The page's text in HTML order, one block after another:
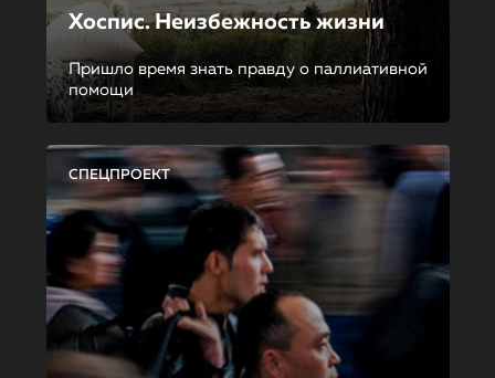
Хоспис. Неизбежность жизни
Пришло время знать правду о паллиативной
помощи
СПЕЦПРОЕКТ